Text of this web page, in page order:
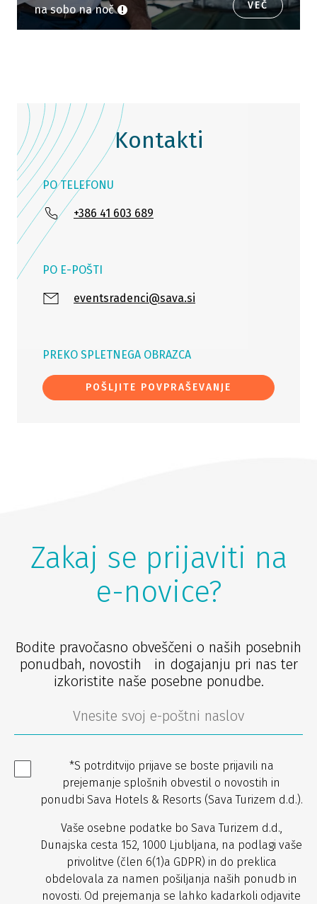
na sobo na noč VEČ
Kontakti
PO TELEFONU
+386 41 603 689
PO E-POŠTI
eventsradenci@sava.si
PREKO SPLETNEGA OBRAZCA
POŠLJITE POVPRAŠEVANJE
Zakaj se prijaviti na
e-novice?
Bodite pravočasno obveščeni o naših posebnih
ponudbah, novostih in dogajanju pri nas ter
izkoristite naše posebne ponudbe.
*S potrditvijo prijave se boste prijavili na
prejemanje splošnih obvestil o novostih in
ponudbi Sava Hotels & Resorts (Sava Turizem d.d.).
Vaše osebne podatke bo Sava Turizem d.d.,
Dunajska cesta 152, 1000 Ljubljana, na podlagi vaše
privolitve (člen 6(1)a GDPR) in do preklica
obdelovala za namen pošiljanja naših ponudb in
novosti. Od prejemanja se lahko kadarkoli odjavite